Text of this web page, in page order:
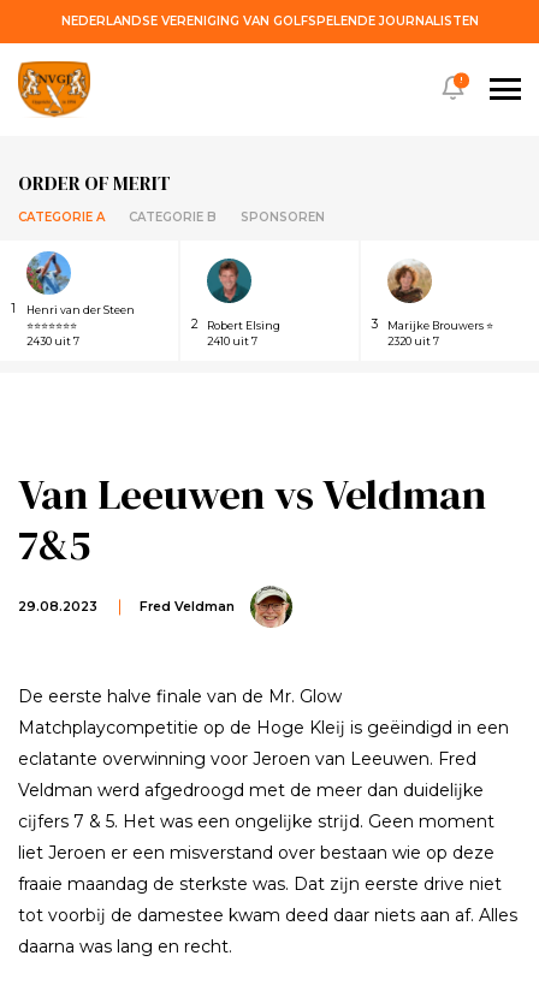
NEDERLANDSE VERENIGING VAN GOLFSPELENDE JOURNALISTEN
ORDER OF MERIT
CATEGORIE A CATEGORIE B SPONSOREN
1
Henri van der Steen
⭐⭐⭐⭐⭐⭐⭐
2430 uit 7
2
Robert Elsing
2410 uit 7
3
Marijke Brouwers ⭐
2320 uit 7
!
Van Leeuwen vs Veldman
7&5
29.08.2023 Fred Veldman
De eerste halve finale van de Mr. Glow
Matchplaycompetitie op de Hoge Kleĳ is geëindigd in een
eclatante overwinning voor Jeroen van Leeuwen. Fred
Veldman werd afgedroogd met de meer dan duidelĳke
cĳfers 7 & 5. Het was een ongelĳke strĳd. Geen moment
liet Jeroen er een misverstand over bestaan wie op deze
fraaie maandag de sterkste was. Dat zĳn eerste drive niet
tot voorbĳ de damestee kwam deed daar niets aan af. Alles
daarna was lang en recht.